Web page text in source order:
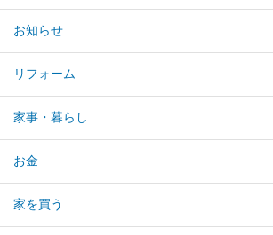
お知らせ
リフォーム
家事・暮らし
お金
家を買う